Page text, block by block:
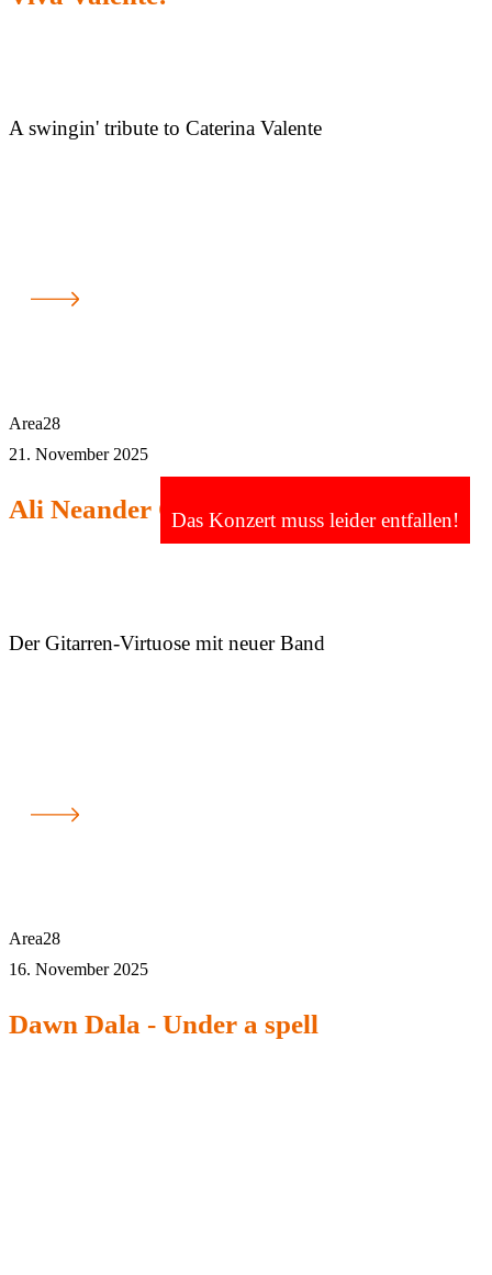
A swingin' tribute to Caterina Valente
Area28
21. November 2025
Ali Neander Organ Quartet
Der Gitarren-Virtuose mit neuer Band
Das Konzert muss leider entfallen!
Area28
16. November 2025
Dawn Dala - Under a spell